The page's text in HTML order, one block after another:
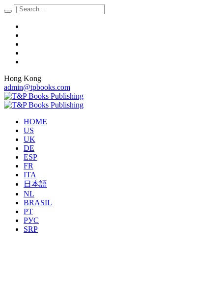
Hong Kong
admin@tpbooks.com
HOME
US
UK
DE
ESP
FR
ITA
日本語
NL
BRASIL
PT
РУС
SRP